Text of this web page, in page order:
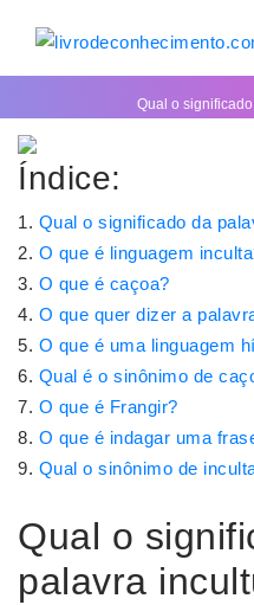
Qual o
Índice:
Qual o significado da
O que é linguagem
O que é caçoa?
O que quer dizer a
O que é uma linguagem
Qual é o sinônimo de
O que é Frangir?
O que é indagar uma
Qual o sinônimo de
Qual o
palavra